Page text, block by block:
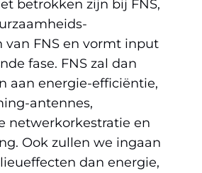
betrokken zijn bij FNS,
van FNS en vormt input
fase. FNS zal dan
aan energie-efficiëntie,
antennes,
netwerkorkestratie en
Ook zullen we ingaan
dan energie,